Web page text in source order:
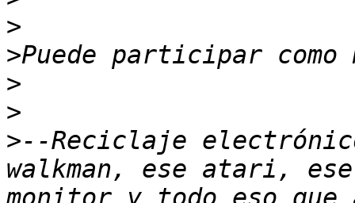
>
>
>
>
>--Reciclaje
walkman, ese atari, ese